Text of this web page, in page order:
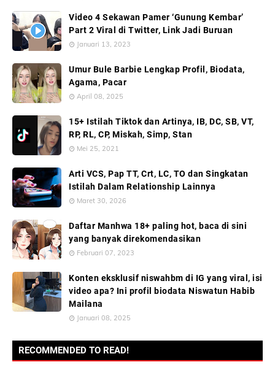
Video 4 Sekawan Pamer ‘Gunung Kembar’
Part 2 Viral di Twitter, Link Jadi Buruan
Januari 13, 2023
Umur Bule Barbie Lengkap Profil, Biodata,
Agama, Pacar
April 08, 2025
15+ Istilah Tiktok dan Artinya, IB, DC, SB, VT,
RP, RL, CP, Miskah, Simp, Stan
Mei 25, 2021
Arti VCS, Pap TT, Crt, LC, TO dan Singkatan
Istilah Dalam Relationship Lainnya
Maret 30, 2026
Daftar Manhwa 18+ paling hot, baca di sini
yang banyak direkomendasikan
Februari 07, 2023
Konten eksklusif niswahbm di IG yang viral, isi
video apa? Ini profil biodata Niswatun Habib
Mailana
Januari 08, 2025
RECOMMENDED TO READ!